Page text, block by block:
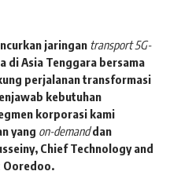
jaringan transport 5G-
di Asia Tenggara bersama
perjalanan transformasi
kebutuhan
korporasi kami
yang on-demanddan
Chief Technology and
.